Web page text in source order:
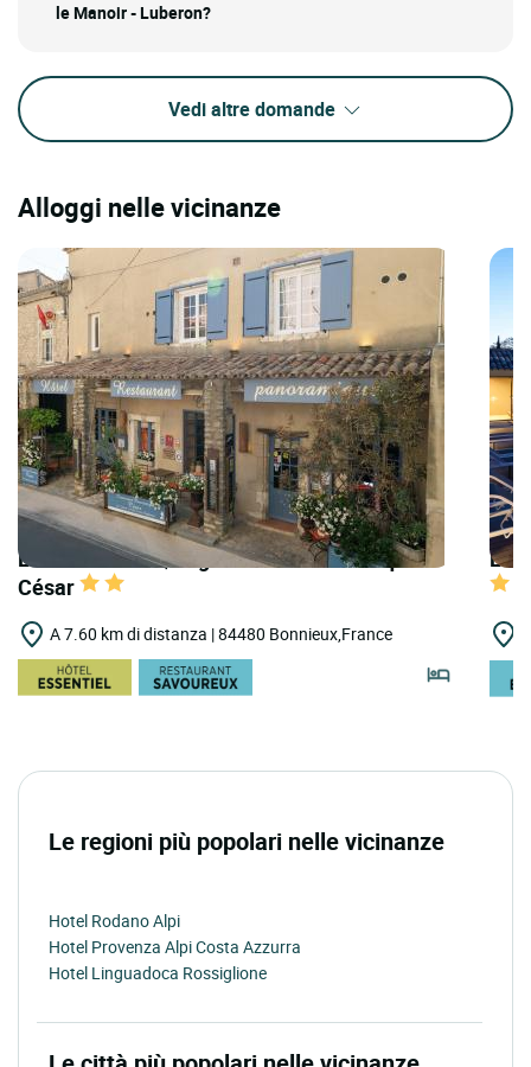
le Manoir - Luberon?
Vedi altre domande
Alloggi nelle vicinanze
LOGIS HOTELS | Logis Hôtel Panoramique
César
A 7.60 km di distanza | 84480 Bonnieux,France
Le regioni più popolari nelle vicinanze
Hotel Rodano Alpi
Hotel Provenza Alpi Costa Azzurra
Hotel Linguadoca Rossiglione